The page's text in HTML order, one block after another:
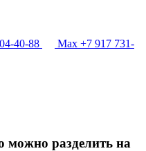
40-88
Max +7 917 731-
можно разделить на